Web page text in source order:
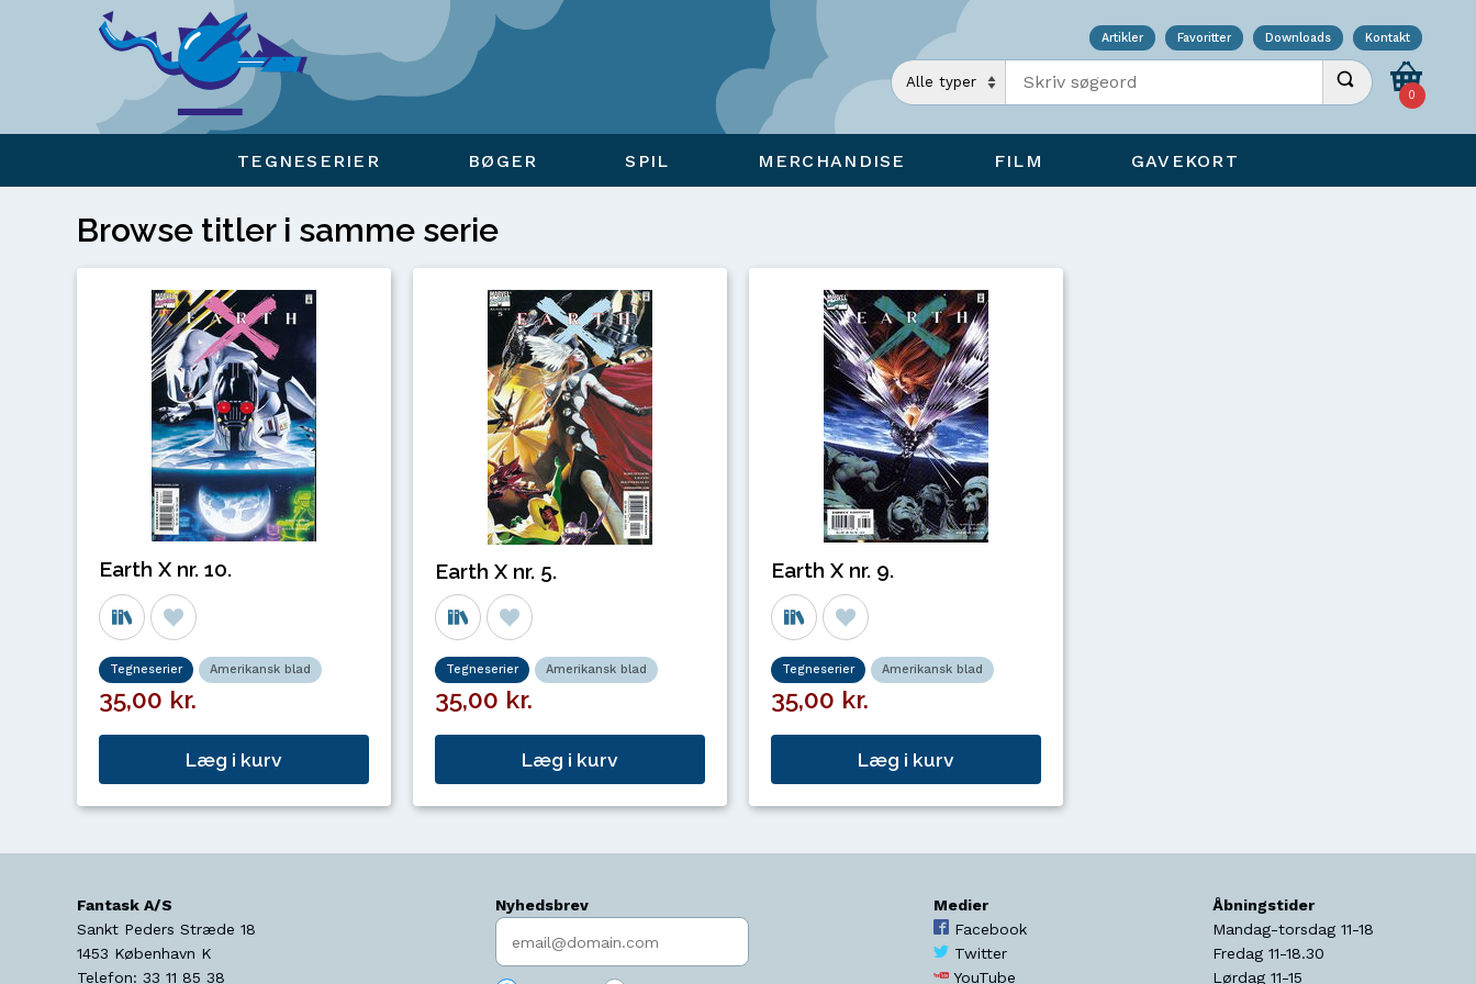
Artikler Favoritter Downloads Kontakt
Indtast søgeord Udfør søgning
0
TEGNESERIER BØGER SPIL MERCHANDISE FILM GAVEKORT
Browse titler i samme serie
Earth X nr. 10.
Tegneserier Amerikansk blad
35,00 kr.
Læg i kurv
Earth X nr. 5.
Tegneserier Amerikansk blad
35,00 kr.
Læg i kurv
Earth X nr. 9.
Tegneserier Amerikansk blad
35,00 kr.
Læg i kurv
Fantask A/S
Sankt Peders Stræde 18
1453 København K
Telefon: 33 11 85 38
Nyhedsbrev
Indtast søgeord
Medier
Facebook
Twitter
YouTube
Åbningstider
Mandag-torsdag 11-18
Fredag 11-18.30
Lørdag 11-15
Viser overlay for indkøbskurv